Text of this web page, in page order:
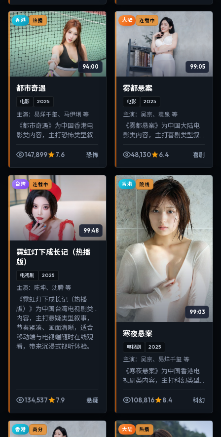
香港 热播
94:00
都市奇遇
电影 2025
主演： 易烊千玺、马伊琍 等
《都市奇遇》为中国香港电
影类内容，主打恐怖类型叙
适合移动端与电视端随时在
147,899 7.6 恐怖
大陆 连载中
99:05
雾都悬案
电影 2025
主演： 吴京、袁泉 等
《雾都悬案》为中国大陆电
影类内容，主打喜剧类型叙
适合移动端与电视端随时在
48,130 6.4 喜剧
台湾 连载中
99:48
霓虹灯下成长记（热播
版）
电视剧 2025
主演： 陈坤、沈腾 等
《霓虹灯下成长记（热播
版）》为中国台湾电视剧类
内容，主打悬疑类型叙事，
节奏紧凑、画面清晰，适合
移动端与电视端随时在线观
看，带来沉浸式视听体验。
134,537 7.9 悬疑
香港 院线
99:03
寒夜悬案
电视剧 2025
主演： 吴京、易烊千玺 等
《寒夜悬案》为中国香港电
视剧类内容，主打科幻类型
晰，适合移动端与电视端随
108,816 8.4 科幻
香港 高分 大陆 热播